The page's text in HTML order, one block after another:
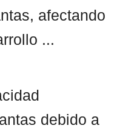
afectando
...
debido a